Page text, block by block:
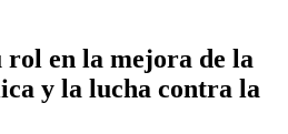
rol en la mejora de la
y la lucha contra la